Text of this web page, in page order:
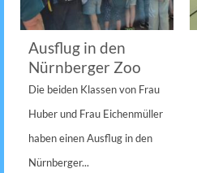
Ausflug in den
Nürnberger Zoo
Die beiden Klassen von Frau
Huber und Frau Eichenmüller
haben einen Ausflug in den
Nürnberger...